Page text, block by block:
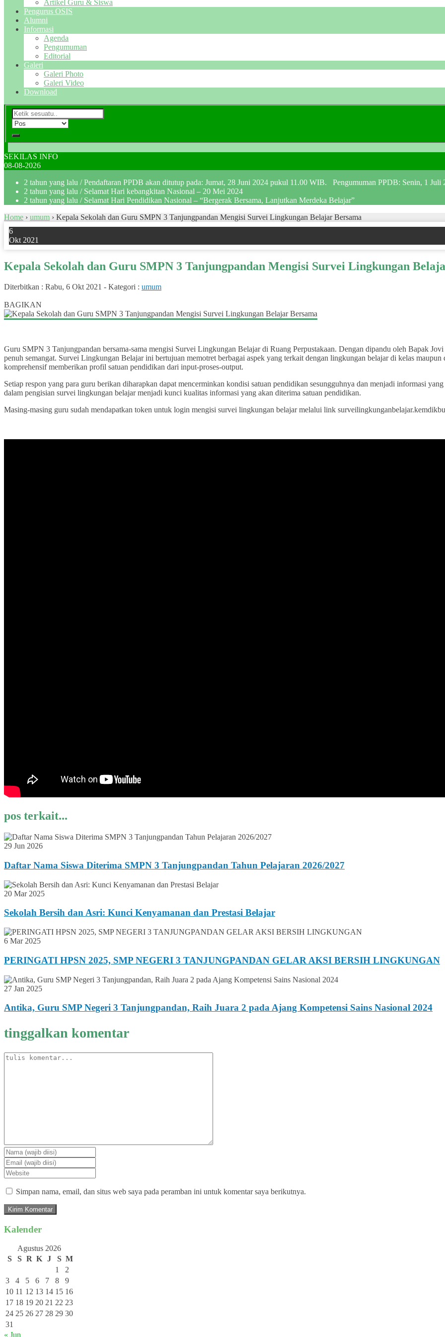
Artikel Guru & Siswa
Pengurus OSIS
Alumni
Informasi
Agenda
Pengumuman
Editorial
Galeri
Galeri Photo
Galeri Video
Download
SEKILAS INFO
08-08-2026
2 tahun yang lalu / Pendaftaran PPDB akan ditutup pada: Jumat, 28 Juni 2024 pukul 11.00 WIB. Pengumuman PPDB: Senin, 1 Juli
2 tahun yang lalu / Selamat Hari kebangkitan Nasional – 20 Mei 2024
2 tahun yang lalu / Selamat Hari Pendidikan Nasional – “Bergerak Bersama, Lanjutkan Merdeka Belajar”
Home › umum › Kepala Sekolah dan Guru SMPN 3 Tanjungpandan Mengisi Survei Lingkungan Belajar Bersama
6
Okt 2021
Kepala Sekolah dan Guru SMPN 3 Tanjungpandan Mengisi Survei Lingkungan
Diterbitkan : Rabu, 6 Okt 2021 - Kategori : umum
BAGIKAN
Guru SMPN 3 Tanjungpandan bersama-sama mengisi Survei Lingkungan Belajar di Ruang Perpustakaan. Dengan dipandu oleh Bapak
penuh semangat. Survei Lingkungan Belajar ini bertujuan memotret berbagai aspek yang terkait dengan lingkungan belajar di kelas maupun
komprehensif memberikan profil satuan pendidikan dari input-proses-output.
Setiap respon yang para guru berikan diharapkan dapat mencerminkan kondisi satuan pendidikan sesungguhnya dan menjadi informasi
dalam pengisian survei lingkungan belajar menjadi kunci kualitas informasi yang akan diterima satuan pendidikan.
Masing-masing guru sudah mendapatkan token untuk login mengisi survei lingkungan belajar melalui link
pos terkait...
29 Jun 2026
Daftar Nama Siswa Diterima SMPN 3 Tanjungpandan Tahun Pelajaran 2026/2027
20 Mar 2025
Sekolah Bersih dan Asri: Kunci Kenyamanan dan Prestasi Belajar
6 Mar 2025
PERINGATI HPSN 2025, SMP NEGERI 3 TANJUNGPANDAN GELAR AKSI BERSIH LINGKUNGAN
27 Jan 2025
Antika, Guru SMP Negeri 3 Tanjungpandan, Raih Juara 2 pada Ajang Kompetensi Sains Nasional 2024
tinggalkan komentar
Simpan nama, email, dan situs web saya pada peramban ini untuk komentar saya berikutnya.
Kalender
Agustus 2026
S
S R K J S M
1
2
3
4 5 6 7 8
9
10 11 12 13 14 15 16
17 18 19 20 21 22 23
24 25 26 27 28 29 30
31
« Jun